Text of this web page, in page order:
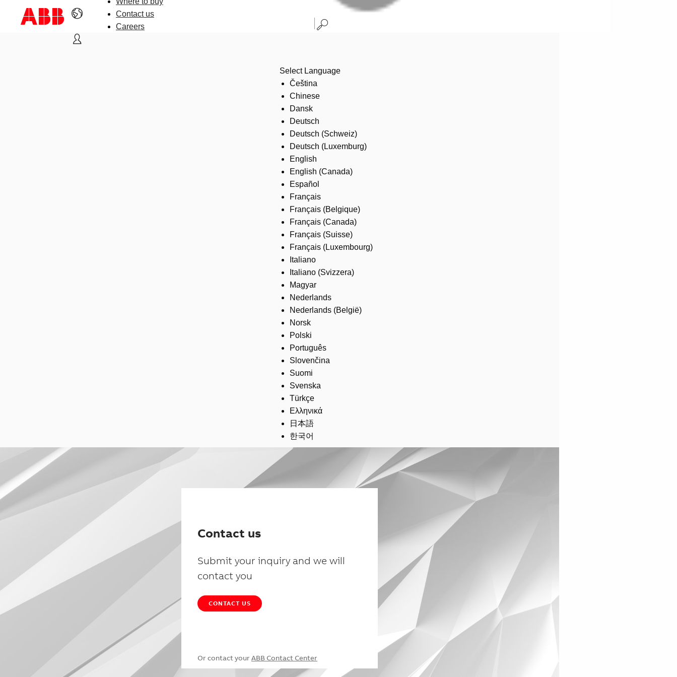
Contact us
Careers
Select Language
Čeština
Chinese
Dansk
Deutsch
Deutsch (Schweiz)
Deutsch (Luxemburg)
English
English (Canada)
Español
Français
Français (Belgique)
Français (Canada)
Français (Suisse)
Français (Luxembourg)
Italiano
Italiano (Svizzera)
Magyar
Nederlands
Nederlands (België)
Norsk
Polski
Português
Slovenčina
Suomi
Svenska
Türkçe
Ελληνικά
日本語
한국어
Contact us
Submit your inquiry and we will
contact you
CONTACT US
Or contact your ABB Contact Center